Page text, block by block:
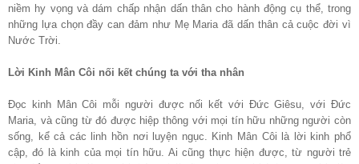
niềm hy vọng và dám chấp nhận dấn thân cho hành động cụ thể, trong
những lựa chọn đầy can đảm như Mẹ Maria đã dấn thân cả cuộc đời vì
Nước Trời.
Lời Kinh Mân Côi nối kết chúng ta với tha nhân
Đọc kinh Mân Côi mỗi người được nối kết với Đức Giêsu, với Đức
Maria, và cũng từ đó được hiệp thông với mọi tín hữu những người còn
sống, kể cả các linh hồn nơi luyện ngục. Kinh Mân Côi là lời kinh phổ
cập, đó là kinh của mọi tín hữu. Ai cũng thực hiện được, từ người trẻ